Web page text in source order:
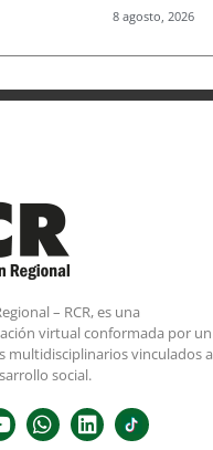
8 agosto, 2026
– RCR, es una
virtual conformada por un
multidisciplinarios vinculados a
social.